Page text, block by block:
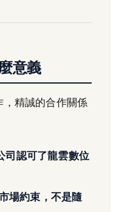
意義
，精誠的合作關係
司認可了龍雲數位
場約束，不是隨